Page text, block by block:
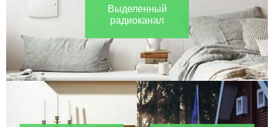
Выделенный
радиоканал